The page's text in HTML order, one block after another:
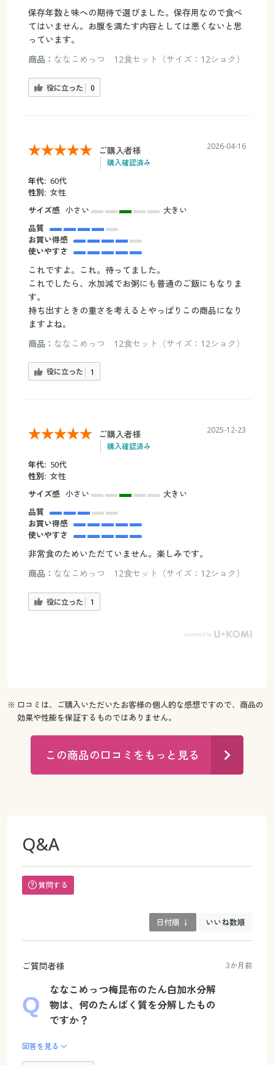
保存年数と味への期待で選びました。保存用なので食べ
てはいません。お腹を満たす内容としては悪くないと思
っています。
商品： ななこめっつ 12食セット（サイズ：12ショク）
役に立った 0
ご購入者様
購入確認済み
2026-04-16
年代: 60代
性別: 女性
サイズ感 小さい
大きい
品質
お買い得感
使いやすさ
これですよ。これ。待ってました。
これでしたら、水加減でお粥にも普通のご飯にもなりま
す。
持ち出すときの重さを考えるとやっぱりこの商品になり
ますよね。
商品： ななこめっつ 12食セット（サイズ：12ショク）
役に立った 1
ご購入者様
購入確認済み
2025-12-23
年代: 50代
性別: 女性
サイズ感 小さい
大きい
品質
お買い得感
使いやすさ
非常食のためいただていません。楽しみです。
商品： ななこめっつ 12食セット（サイズ：12ショク）
役に立った 1
※ 口コミは、ご購入いただいたお客様の個人的な感想ですので、商品の
効果や性能を保証するものではありません。
この商品の口コミをもっと見る
Q&A
質問する
日付順 ↓ いいね数順
ご質問者様 3か月前
ななこめっつ梅昆布のたん白加水分解
物は、何のたんぱく質を分解したもの
ですか？
回答を見る